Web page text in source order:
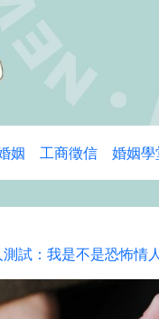
姻 工商徵信 婚姻學
測試：我是不是恐怖情